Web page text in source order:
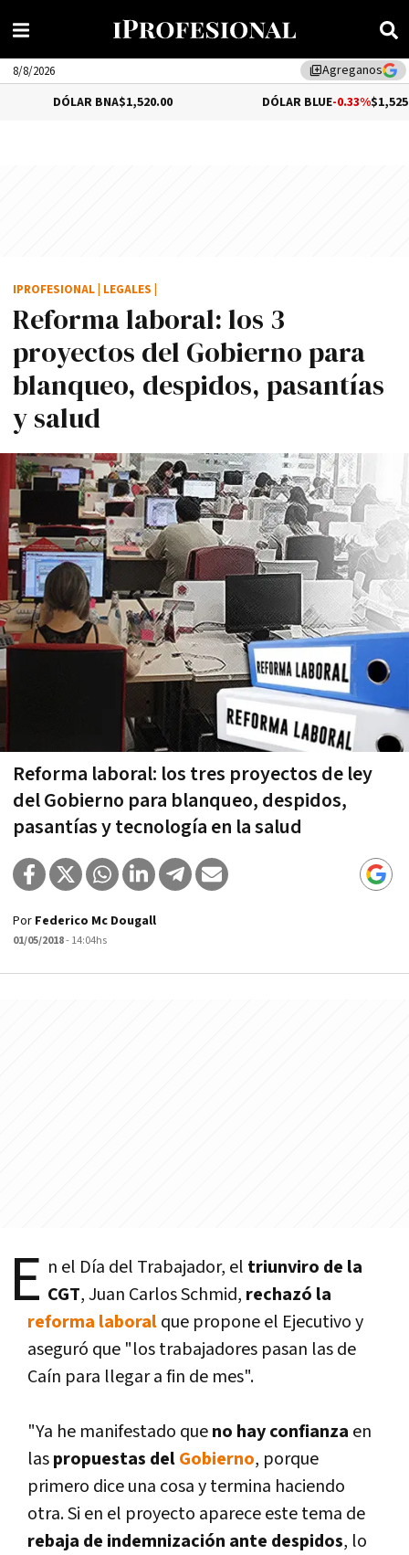
library_addAgreganos
8/8/2026
BNA$1,520.00 DÓLAR BLUE-0.33%$1,525.00
Reforma laboral: los 3
proyectos del Gobierno para
blanqueo, despidos, pasantí­as
y salud
Reforma laboral: los tres proyectos de ley
del Gobierno para blanqueo, despidos,
pasantí­as y tecnologí­a en la salud
IPROFESIONAL LEGALES
Por Federico Mc Dougall
01/05/2018- 14:04hs
E n el Dí­a del Trabajador, el triunviro de la
CGT, Juan Carlos Schmid, rechazó la
reforma laboralque propone el Ejecutivo y
aseguró que "los trabajadores pasan las de
Caí­n para llegar a fin de mes".
"Ya he manifestado queno hay confianza en
laspropuestas delGobierno, porque
primero dice una cosa y termina haciendo
otra. Si en el proyecto aparece este tema de
rebaja de indemnización ante despidos, lo